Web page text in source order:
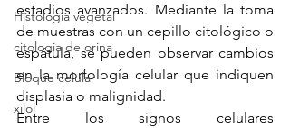
Histologia vegetal
citologia de orina
Bloque celular
xilol
estadios avanzados. Mediante la toma
de muestras con un cepillo citológico o
espátula, se pueden observar cambios
en la morfología celular que indiquen
displasia o malignidad.
Entre los signos celulares